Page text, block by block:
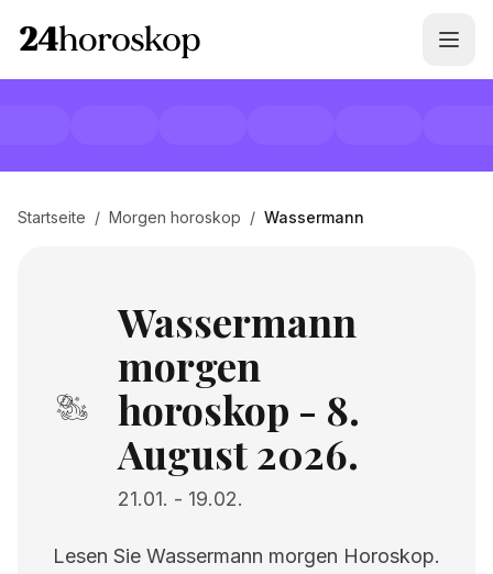
Startseite / Morgen horoskop / Wassermann
Wassermann
morgen
horoskop - 8.
August 2026.
21.01. - 19.02.
Lesen Sie Wassermann morgen Horoskop.